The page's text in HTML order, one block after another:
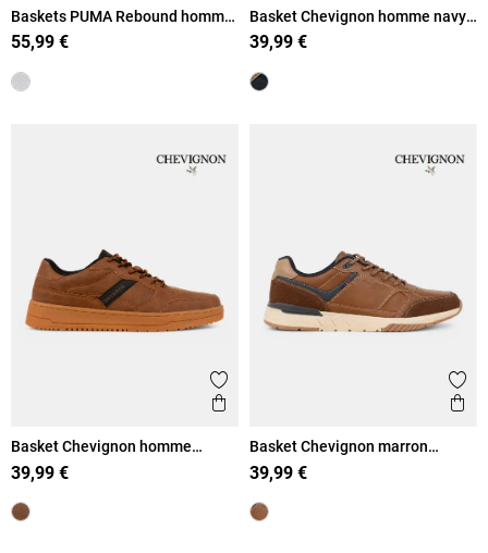
Baskets PUMA Rebound homme
(41-46)
55,99 €
Basket Chevignon homme navy
(41-46)
39,99 €
Ajouter aux favoris
Aperçu rapide
Basket Chevignon homme
marron (41-46)
39,99 €
Basket Chevignon marron
homme (41-46)
39,99 €